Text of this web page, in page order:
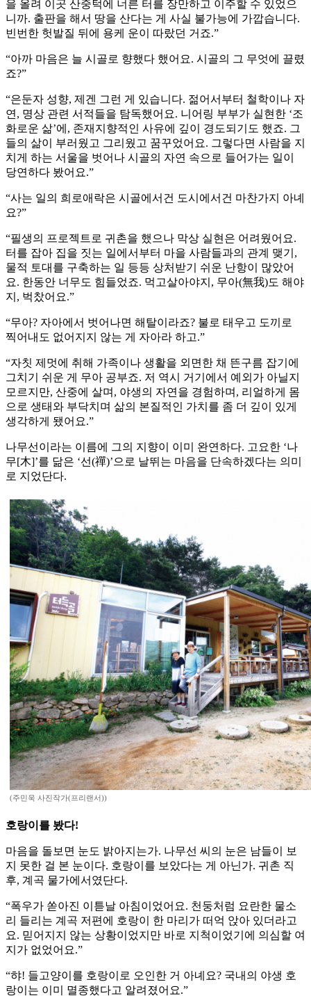
을 올려 이곳 산중턱에 너른 터를 장만하고 이주할 수 있었으
니까. 출판을 해서 땅을 산다는 게 사실 불가능에 가깝습니다.
빈번한 헛발질 뒤에 용케 운이 따랐던 거죠.”
“아까 마음은 늘 시골로 향했다 했어요. 시골의 그 무엇에 끌렸
죠?”
“은둔자 성향, 제겐 그런 게 있습니다. 젊어서부터 철학이나 자
연, 명상 관련 서적들을 탐독했어요. 니어링 부부가 실현한 ‘조
화로운 삶’에, 존재지향적인 사유에 깊이 경도되기도 했죠. 그
들의 삶이 부러웠고 그리웠고 꿈꾸었어요. 그렇다면 사람을 지
치게 하는 서울을 벗어나 시골의 자연 속으로 들어가는 일이
당연하다 봤어요.”
“사는 일의 희로애락은 시골에서건 도시에서건 마찬가지 아녜
요?”
“필생의 프로젝트로 귀촌을 했으나 막상 실현은 어려웠어요.
터를 잡아 집을 짓는 일에서부터 마을 사람들과의 관계 맺기,
물적 토대를 구축하는 일 등등 상처받기 쉬운 난항이 많았어
요. 한동안 너무도 힘들었죠. 먹고살아야지, 무아(無我)도 해야
지, 벅찼어요.”
“무아? 자아에서 벗어나면 해탈이라죠? 불로 태우고 도끼로
찍어내도 없어지지 않는 게 자아라 하고.”
“자칫 제멋에 취해 가족이나 생활을 외면한 채 뜬구름 잡기에
그치기 쉬운 게 무아 공부죠. 저 역시 거기에서 예외가 아닐지
모르지만, 산중에 살며, 야생의 자연을 경험하며, 리얼하게 몸
으로 생태와 부닥치며 삶의 본질적인 가치를 좀 더 깊이 있게
생각하게 됐어요.”
나무선이라는 이름에 그의 지향이 이미 완연하다. 고요한 ‘나
무[木]’를 닮은 ‘선(禪)’으로 날뛰는 마음을 단속하겠다는 의미
로 지었단다.
(주민욱 사진작가(프리랜서))
호랑이를 봤다!
마음을 돌보면 눈도 밝아지는가. 나무선 씨의 눈은 남들이 보
지 못한 걸 본 눈이다. 호랑이를 보았다는 게 아닌가. 귀촌 직
후, 계곡 물가에서였단다.
“폭우가 쏟아진 이튿날 아침이었어요. 천둥처럼 요란한 물소
리 들리는 계곡 저편에 호랑이 한 마리가 떠억 앉아 있더라고
요. 믿어지지 않는 상황이었지만 바로 지척이었기에 의심할 여
지가 없었어요.”
“햐! 들고양이를 호랑이로 오인한 거 아녜요? 국내의 야생 호
랑이는 이미 멸종했다고 알려졌어요.”